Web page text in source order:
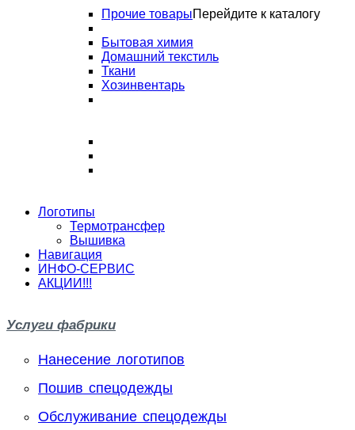
Прочие товарыПерейдите к каталогу
Бытовая химия
Домашний текстиль
Ткани
Хозинвентарь
Логотипы
Термотрансфер
Вышивка
Навигация
ИНФО-СЕРВИС
АКЦИИ!!!
Услуги фабрики
Нанесение логотипов
Пошив спецодежды
Обслуживание спецодежды